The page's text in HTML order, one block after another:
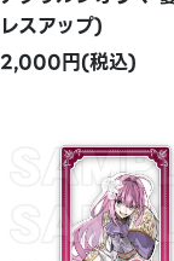
レスアップ)
2,000円(税込)